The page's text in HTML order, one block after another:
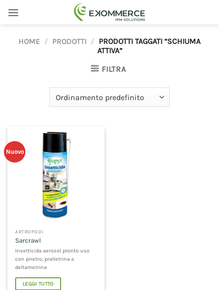
HOME / PRODOTTI / PRODOTTI TAGGATI “SCHIUMA
ATTIVA”
FILTRA
Nuovo
ARTROPODI
Sarcrawl
Insetticida aerosol pronto uso
con piretro, pralletrina e
deltametrina
LEGGI TUTTO